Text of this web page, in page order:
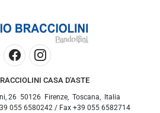
CASA D'ASTE
26 50126 Firenze, Toscana
Italia
055 6580242 / Fax +39 055 6582714